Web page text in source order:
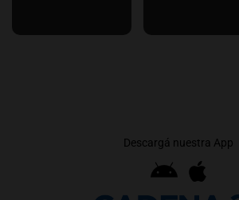
Descargá nuestra App